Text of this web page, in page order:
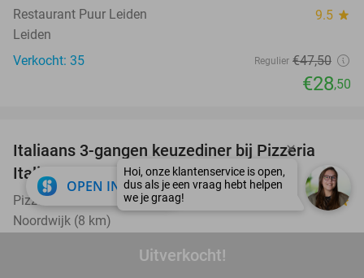
Uitverkocht!
Restaurant Puur Leiden 9.5 star
Leiden
Verkocht: 35
Regulier €47,50
€28,50
42%
Italiaans 3-gangen keuzediner bij Pizzeria
Italia
Pizzeria Italia 9.0star
Noordwijk (8 km)
OPEN IN APP close